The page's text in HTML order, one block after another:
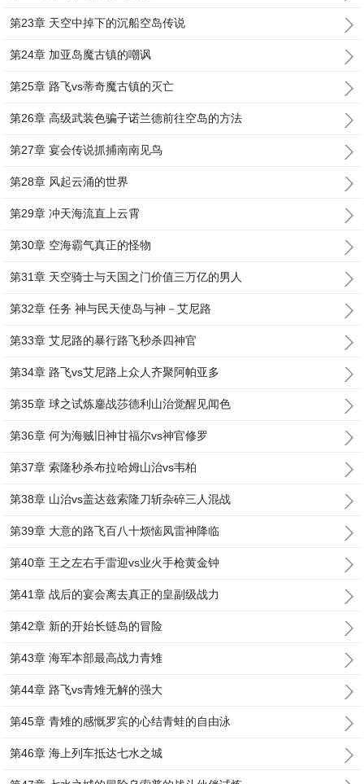
第23章 天空中掉下的沉船空岛传说
第24章 加亚岛魔古镇的嘲讽
第25章 路飞vs蒂奇魔古镇的灭亡
第26章 高级武装色骗子诺兰德前往空岛的方法
第27章 宴会传说抓捕南南见鸟
第28章 风起云涌的世界
第29章 冲天海流直上云霄
第30章 空海霸气真正的怪物
第31章 天空骑士与天国之门价值三万亿的男人
第32章 任务 神与民天使岛与神－艾尼路
第33章 艾尼路的暴行路飞秒杀四神官
第34章 路飞vs艾尼路上众人齐聚阿帕亚多
第35章 球之试炼鏖战莎德利山治觉醒见闻色
第36章 何为海贼旧神甘福尔vs神官修罗
第37章 索隆秒杀布拉哈姆山治vs韦柏
第38章 山治vs盖达兹索隆刀斩杂碎三人混战
第39章 大意的路飞百八十烦恼凤雷神降临
第40章 王之左右手雷迎vs业火手枪黄金钟
第41章 战后的宴会离去真正的皇副级战力
第42章 新的开始长链岛的冒险
第43章 海军本部最高战力青雉
第44章 路飞vs青雉无解的强大
第45章 青雉的感慨罗宾的心结青蛙的自由泳
第46章 海上列车抵达七水之城